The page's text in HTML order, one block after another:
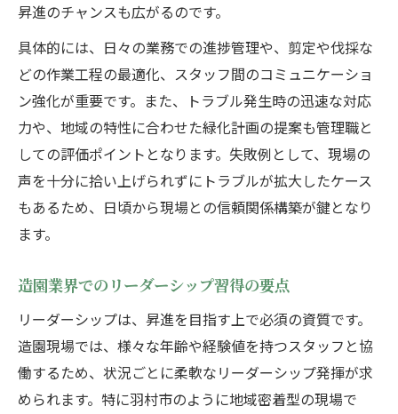
昇進のチャンスも広がるのです。
具体的には、日々の業務での進捗管理や、剪定や伐採な
どの作業工程の最適化、スタッフ間のコミュニケーショ
ン強化が重要です。また、トラブル発生時の迅速な対応
力や、地域の特性に合わせた緑化計画の提案も管理職と
しての評価ポイントとなります。失敗例として、現場の
声を十分に拾い上げられずにトラブルが拡大したケース
もあるため、日頃から現場との信頼関係構築が鍵となり
ます。
造園業界でのリーダーシップ習得の要点
リーダーシップは、昇進を目指す上で必須の資質です。
造園現場では、様々な年齢や経験値を持つスタッフと協
働するため、状況ごとに柔軟なリーダーシップ発揮が求
められます。特に羽村市のように地域密着型の現場で